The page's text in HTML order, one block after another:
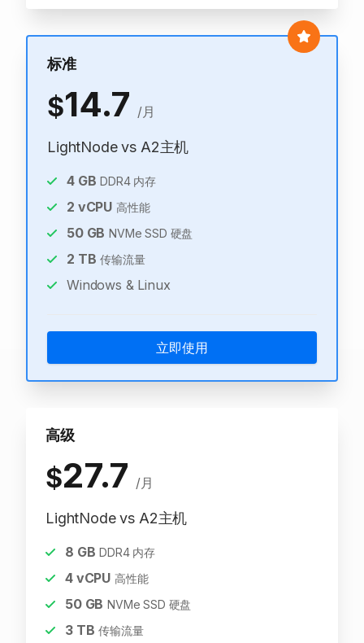
标准
$14.7 /月
LightNode vs A2主机
4GB DDR4 内存
2 vCPU 高性能
50GB NVMe SSD 硬盘
2 TB 传输流量
Windows & Linux
立即使用
高级
$27.7 /月
LightNode vs A2主机
8 GB DDR4 内存
4vCPU 高性能
50GB NVMe SSD 硬盘
3TB 传输流量